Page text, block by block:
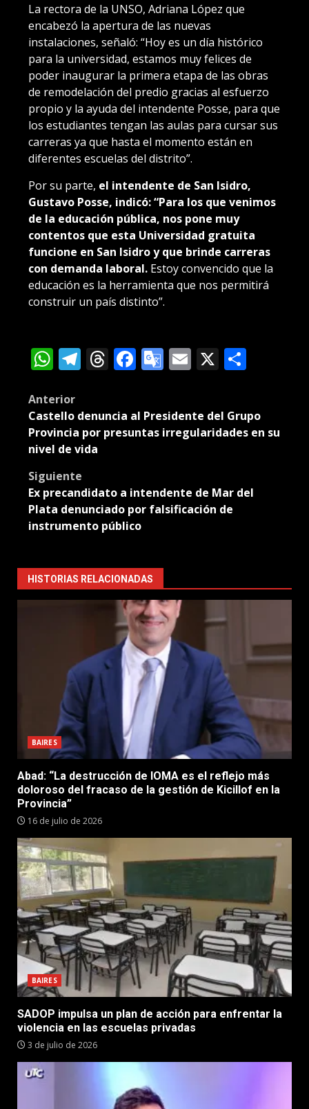
La rectora de la UNSO, Adriana López que
encabezó la apertura de las nuevas
instalaciones, señaló: “Hoy es un día histórico
para la universidad, estamos muy felices de
poder inaugurar la primera etapa de las obras
de remodelación del predio gracias al esfuerzo
propio y la ayuda del intendente Posse, para que
los estudiantes tengan las aulas para cursar sus
carreras ya que hasta el momento están en
diferentes escuelas del distrito”.
Por su parte, el intendente de San Isidro,
Gustavo Posse, indicó: “Para los que venimos
de la educación pública, nos pone muy
contentos que esta Universidad gratuita
funcione en San Isidro y que brinde carreras
con demanda laboral. Estoy convencido que la
educación es la herramienta que nos permitirá
construir un país distinto”.
WhatsApp
Telegram
Threads
Facebook
Google
Email
X
Post
navigation
Anterior
Castello denuncia al Presidente del Grupo
Provincia por presuntas irregularidades en su
nivel de vida
Siguiente
Ex precandidato a intendente de Mar del
Plata denunciado por falsificación de
instrumento público
HISTORIAS RELACIONADAS
BAIRES
Abad: “La destrucción de IOMA es el reflejo más
doloroso del fracaso de la gestión de Kicillof en la
Provincia”
16 de julio de 2026
BAIRES
SADOP impulsa un plan de acción para enfrentar la
violencia en las escuelas privadas
3 de julio de 2026